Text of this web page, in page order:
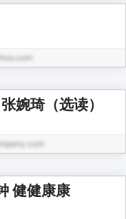
婉琦（选读）
健健康康